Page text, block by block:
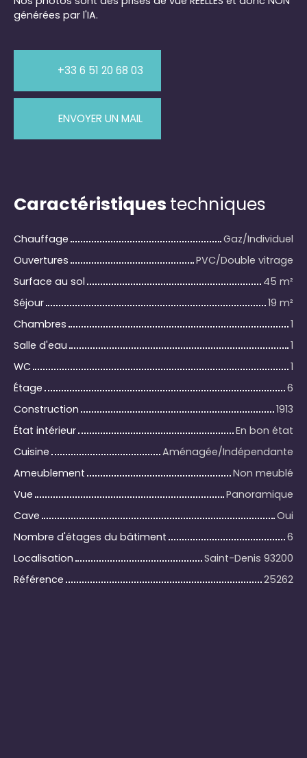
générées par l'IA.
+33 6 51 20 68 03
ENVOYER UN MAIL
Caractéristiques techniques
Chauffage
Gaz/Individuel
Ouvertures
PVC/Double vitrage
Surface au sol
45 m²
Séjour
19 m²
Chambres
1
Salle d'eau
1
WC
1
Étage
6
Construction
1913
État intérieur
En bon état
Cuisine
Aménagée/Indépendante
Ameublement
Non meublé
Vue
Panoramique
Cave
Oui
Nombre d'étages du bâtiment
6
Localisation
Saint-Denis 93200
Référence
25262